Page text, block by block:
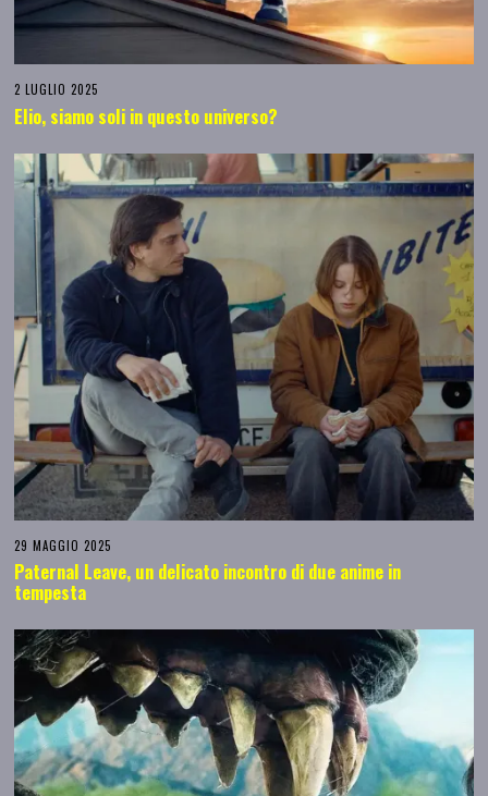
2 LUGLIO 2025
Elio, siamo soli in questo universo?
29 MAGGIO 2025
Paternal Leave, un delicato incontro di due anime in
tempesta